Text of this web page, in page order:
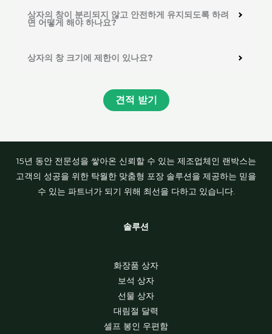
상자의 창이 분리되지 않고 안전하게 유지되도록 하려
면 어떻게 해야 하나요?
상자의 창 크기에 제한이 있나요?
견적 받기
15년 동안 전문성을 쌓아온 신뢰할 수 있는 제조업체인 랜박스는
고객의 성공을 위한 탁월한 맞춤형 포장 솔루션을 제공하는 믿을
수 있는 파트너가 되기 위해 최선을 다하고 있습니다.
솔루션
화장품 상자
보석 상자
선물 상자
대림절 달력
셀프 봉인 우편함